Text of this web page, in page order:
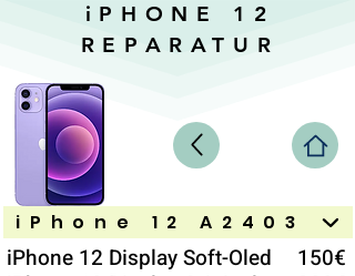
iPHONE 12
REPARATUR
iPhone 12 A2403
iPhone 12 Display Soft-Oled
150€